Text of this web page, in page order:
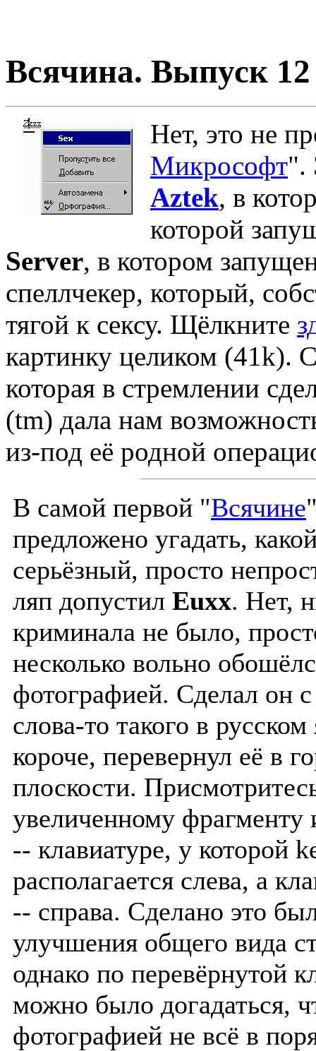
Всячина. Выпуск 12
Нет, это не
Микрософт".
Aztek, в
которой
Server, в котором
спеллчекер, который,
тягой к сексу. Щёлкните
картинку целиком (41k).
которая в стремлении
(tm) дала нам
из-под её родной
В самой первой "Всячине
предложено угадать,
серьёзный, просто
ляп допустил Euxx. Нет,
криминала не было,
несколько вольно
фотографией. Сделал он
слова-то такого в
короче, перевернул её в
плоскости.
увеличенному фрагменту
-- клавиатуре, у которой
располагается слева, а
-- справа. Сделано это
улучшения общего вида
однако по перевёрнутой
можно было догадаться,
фотографией не всё в